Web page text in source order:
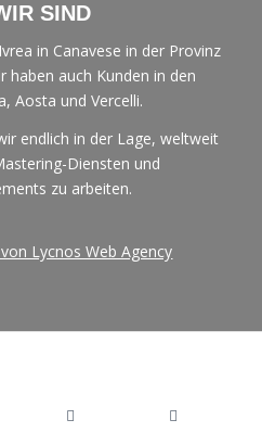
SIND
in Canavese in der Provinz
haben auch Kunden in den
Aosta und Vercelli.
endlich in der Lage, weltweit
Diensten und
zu arbeiten.
Lycnos Web Agency